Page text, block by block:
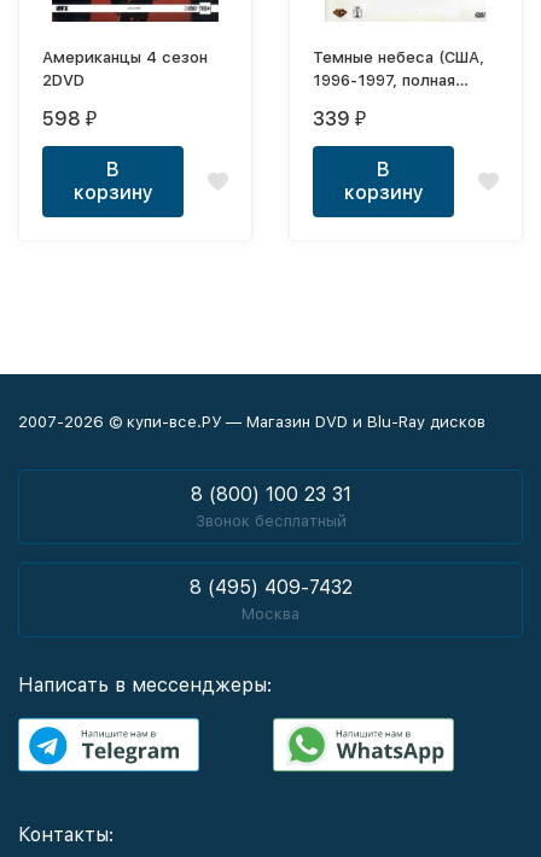
Американцы 4 сезон
2DVD
598 ₽
В
корзину
Темные небеса (США,
1996-1997, полная
339 ₽
В
корзину
2007-2026 © купи-все.РУ — Магазин DVD и Blu-Ray дисков
8 (800) 100 23 31
Звонок бесплатный
8 (495) 409-7432
Москва
Написать в мессенджеры:
Контакты: